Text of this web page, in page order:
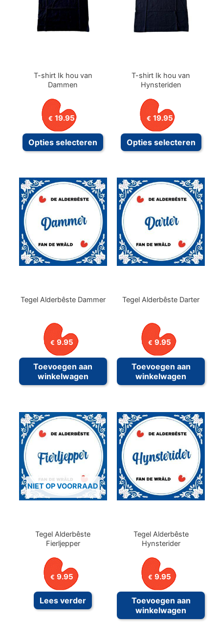
T-shirt Ik hou van
Dammen
€ 19.95
Opties selecteren
Dit
product
variaties.
Deze
optie
kan
gekozen
worden
op
T-shirt Ik hou van
Hynsteriden
€ 19.95
Opties selecteren
Dit
Deze
optie
kan
op
Tegel Alderbêste Dammer
€ 9.95
Toevoegen aan
winkelwagen
Tegel Alderbêste Darter
€ 9.95
Toevoegen aan
winkelwagen
NIET OP VOORRAAD
Tegel Alderbêste
Fierljepper
€ 9.95
Lees verder
Tegel Alderbêste
Hynsterider
€ 9.95
Toevoegen aan
winkelwagen